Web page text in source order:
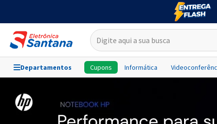
Departamentos Cupons Informática